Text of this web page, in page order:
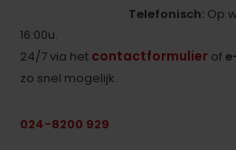
Telefonisch: Op
16:00u.
24/7 via het contactformulier of
zo snel mogelijk.
024-8200 929